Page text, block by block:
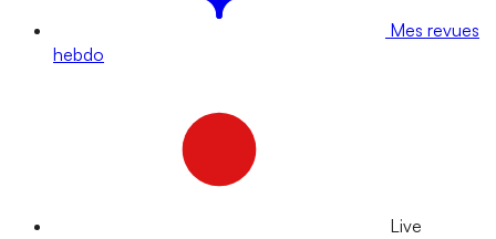
Mes revues
hebdo
Live